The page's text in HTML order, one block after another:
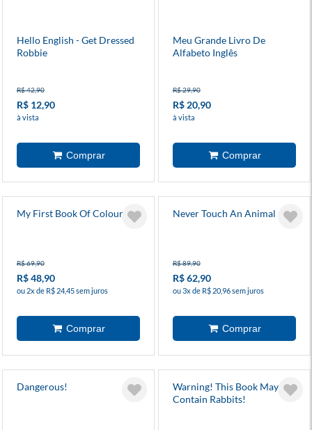
Hello English - Get Dressed
Robbie
R$ 42,90
R$ 12,90
à vista
Meu Grande Livro De
Alfabeto Inglês
R$ 29,90
R$ 20,90
à vista
My First Book Of Colours
R$ 69,90
R$ 48,90
ou 2x de R$ 24,45 sem juros
Never Touch An Animal Abc
R$ 89,90
R$ 62,90
ou 3x de R$ 20,96 sem juros
Dangerous!
Warning! This Book May
Contain Rabbits!